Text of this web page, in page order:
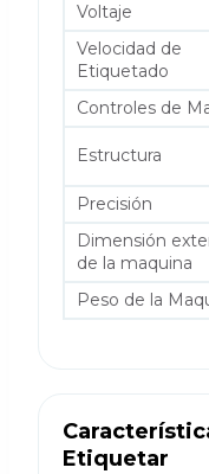
Voltaje
Velocidad de
Etiquetado
Controles de
Estructura
Precisión
Dimensión
de la maquina
Peso de la
Etiquetar